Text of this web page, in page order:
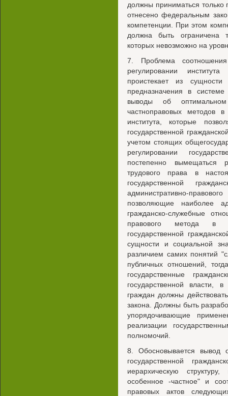
должны приниматься
отнесено федеральным
компетенции. При этом
должна быть ограничена
которых невозможно на
7. Проблема
регулировании
проистекает из
предназначения в системе
выводы об
частноправовых методов
института, которые
государственной
учетом стоящих
регулировании
постепенно вымещаться
трудового права в
государственной
административно-
позволяющие наиболее
гражданско-служебные
правового метода в
государственной
сущности и социальной
различием самих понятий
публичных отношений,
государственные
государственной власти,
граждан должны
закона. Должны быть
упорядочивающие
реализации
полномочий.
8. Обосновывается вывод
государственной
иерархическую
особенное -частное" и
правовых актов